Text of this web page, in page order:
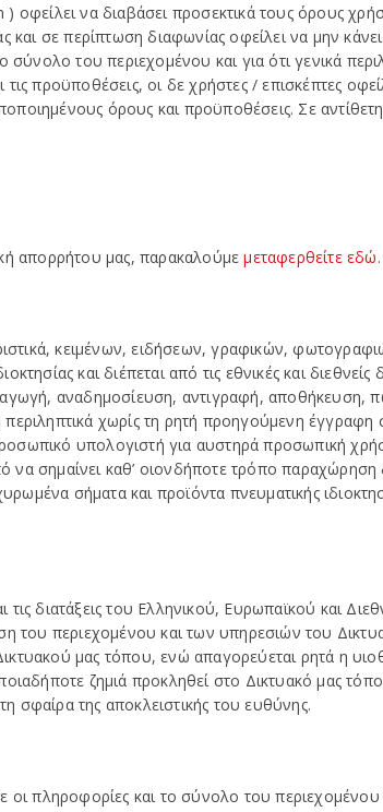
να διαβάσει προσεκτικά τους όρους
σε περίπτωση διαφωνίας οφείλει να μην
του περιεχομένου και για ότι γενικά
προϋποθέσεις, οι δε χρήστες / επισκέπτες
όρους και προϋποθέσεις. Σε
απορρήτου μας, παρακαλούμεμεταφερθείτε εδώ.
κειμένων, ειδήσεων, γραφικών,
και διέπεται από τις εθνικές και διεθνείς
αναδημοσίευση, αντιγραφή, αποθήκευση,
χωρίς τη ρητή προηγούμενη έγγραφη
υπολογιστή για αυστηρά προσωπική
σημαίνει καθ’ οιονδήποτε τρόπο παραχώρηση
σήματα και προϊόντα πνευματικής
διατάξεις του Ελληνικού, Ευρωπαϊκού και
του περιεχομένου και των υπηρεσιών του
μας τόπου, ενώ απαγορεύεται ρητά η
ζημιά προκληθεί στο Δικτυακό μας
σφαίρα της αποκλειστικής του ευθύνης.
πληροφορίες και το σύνολο του περιεχομένου